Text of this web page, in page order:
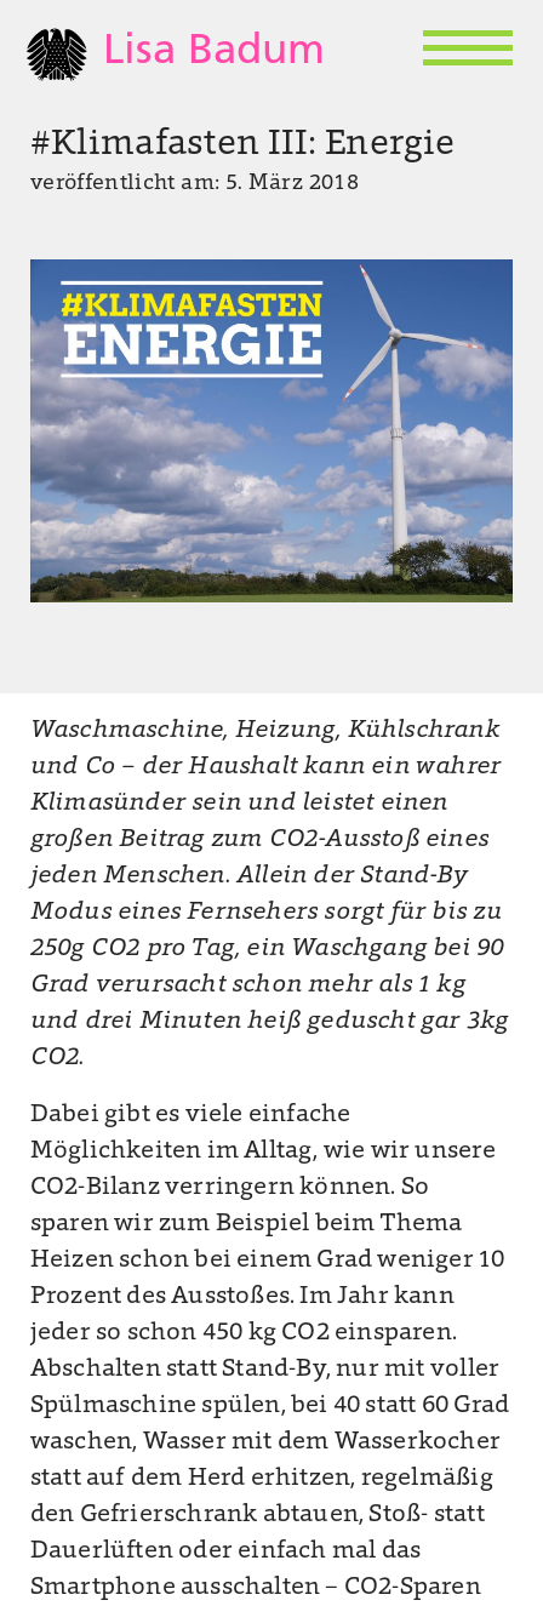
Lisa Badum
#Klimafasten III: Energie
veröffentlicht am: 5. März 2018
Waschmaschine, Heizung, Kühlschrank
und Co – der Haushalt kann ein wahrer
Klimasünder sein und leistet einen
großen Beitrag zum CO2-Ausstoß eines
jeden Menschen. Allein der Stand-By
Modus eines Fernsehers sorgt für bis zu
250g CO2 pro Tag, ein Waschgang bei 90
Grad verursacht schon mehr als 1 kg
und drei Minuten heiß geduscht gar 3kg
CO2.
Dabei gibt es viele einfache
Möglichkeiten im Alltag, wie wir unsere
CO2-Bilanz verringern können. So
sparen wir zum Beispiel beim Thema
Heizen schon bei einem Grad weniger 10
Prozent des Ausstoßes. Im Jahr kann
jeder so schon 450 kg CO2 einsparen.
Abschalten statt Stand-By, nur mit voller
Spülmaschine spülen, bei 40 statt 60 Grad
waschen, Wasser mit dem Wasserkocher
statt auf dem Herd erhitzen, regelmäßig
den Gefrierschrank abtauen, Stoß- statt
Dauerlüften oder einfach mal das
Smartphone ausschalten – CO2-Sparen